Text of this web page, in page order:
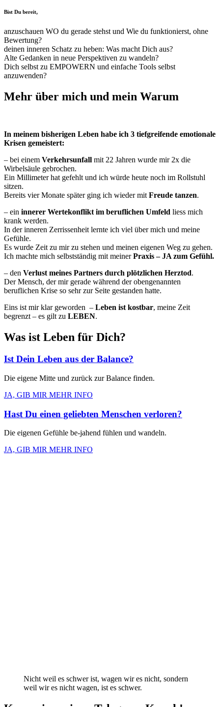
Bist Du bereit,
anzuschauen WO du gerade stehst und Wie du funktionierst, ohne
Bewertung?
deinen inneren Schatz zu heben: Was macht Dich aus?
Alte Gedanken in neue Perspektiven zu wandeln?
Dich selbst zu EMPOWERN und einfache Tools selbst
anzuwenden?
Mehr über mich und mein Warum
In meinem bisherigen Leben habe ich 3 tiefgreifende emotionale
Krisen gemeistert:
– bei einem Verkehrsunfall mit 22 Jahren wurde mir 2x die
Wirbelsäule gebrochen.
Ein Millimeter hat gefehlt und ich würde heute noch im Rollstuhl
sitzen.
Bereits vier Monate später ging ich wieder mit Freude tanzen.
– ein innerer Wertekonflikt im beruflichen Umfeld liess mich
krank werden.
In der inneren Zerrissenheit lernte ich viel über mich und meine
Gefühle.
Es wurde Zeit zu mir zu stehen und meinen eigenen Weg zu gehen.
Ich machte mich selbstständig mit meinerPraxis – JA zum Gefühl.
– den Verlust meines Partners durch plötzlichen Herztod.
Der Mensch, der mir gerade während der obengenannten
beruflichen Krise so sehr zur Seite gestanden hatte.
Eins ist mir klar geworden – Leben ist kostbar, meine Zeit
begrenzt – es gilt zu LEBEN.
Was ist Leben für Dich?
Ist Dein Leben aus der Balance?
Die eigene Mitte und zurück zur Balance finden.
JA, GIB MIR MEHR INFO
Hast Du einen geliebten Menschen verloren?
Die eigenen Gefühle be-jahend fühlen und wandeln.
JA, GIB MIR MEHR INFO
Nicht weil es schwer ist, wagen wir es nicht, sondern
weil wir es nicht wagen, ist es schwer.